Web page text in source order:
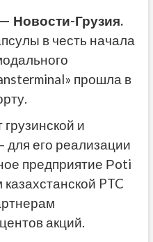
Новости-Грузия.
в честь начала
прошла в
и
для его реализации
предприятие Рoti
PTC
акций.